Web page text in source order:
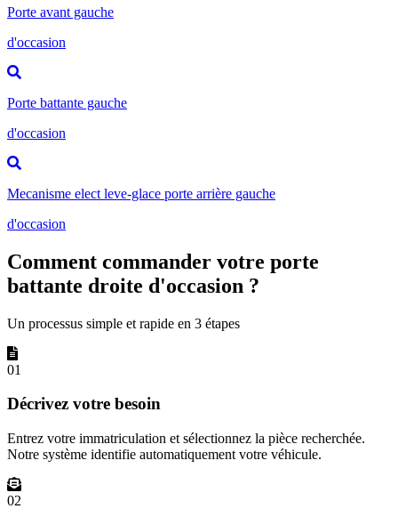
Porte avant gauche
d'occasion
Porte battante gauche
d'occasion
Mecanisme elect leve-glace porte arrière gauche
d'occasion
Comment commander votre porte
battante droite d'occasion ?
Un processus simple et rapide en 3 étapes
01
Décrivez votre besoin
Entrez votre immatriculation et sélectionnez la pièce recherchée.
Notre système identifie automatiquement votre véhicule.
02